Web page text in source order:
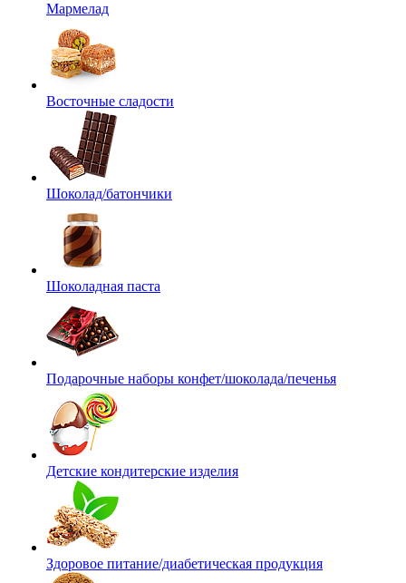
Мармелад
Восточные сладости
Шоколад/батончики
Шоколадная паста
Подарочные наборы конфет/шоколада/печенья
Детские кондитерские изделия
Здоровое питание/диабетическая продукция